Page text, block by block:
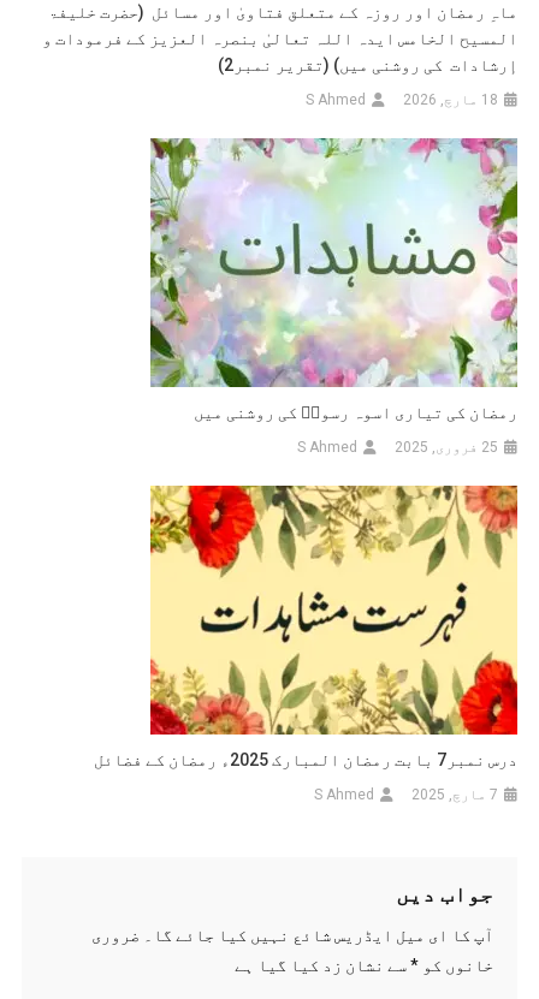
ماہِ رمضان اور روزہ کے متعلق فتاویٰ اور مسائل (حضرت خلیفۃ
المسیح الخامس ایدہ اللہ تعالیٰ بنصرہ العزیز کے فرمودات و
إرشادات کی روشنی میں) (تقریر نمبر2)
18 مارچ, 2026 S Ahmed
رمضان کی تیاری اسوہ رسولؐ کی روشنی میں
25 فروری, 2025 S Ahmed
درس نمبر7 بابت رمضان المبارک 2025ء رمضان کے فضائل
7 مارچ, 2025 S Ahmed
جواب دیں
آپ کا ای میل ایڈریس شائع نہیں کیا جائے گا۔
ضروری
خانوں کو *سے نشان زد کیا گیا ہے